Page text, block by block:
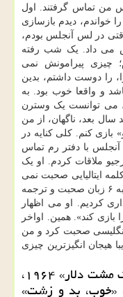
من تماس گرفتند. اول
خواندم، دیدم بازسازی
قبل، وقتی در لس آنجلس بودم،
می داد. یک شب رفته
چیزی پیرامونش نمی
را دوست داشتم، بدین
و واقعا خوب بود. به
می توانست یک وسترن
سال بعد، ناگهان، از من
کنم. کلی کنایه در
با دفتر رم تماس
ملاقات کردم. او یک
ایتالیایی صحبت نمی
کردم. اما یک خانم دوست داشتنی بود که به ۶ زبان صحبت و ترجمه
کردیم. او می اظهار
بازی کند». همین. اواخر
صحبت کرد و من
هیجان انگیزترین چیزی
* فیلم های لئونه شامل «به خاطر یک مشت دلار» ۱۹۶۴،
خاطر چند دلار بیشتر» ۱۹۶۵، «خوب، بد و زشت»